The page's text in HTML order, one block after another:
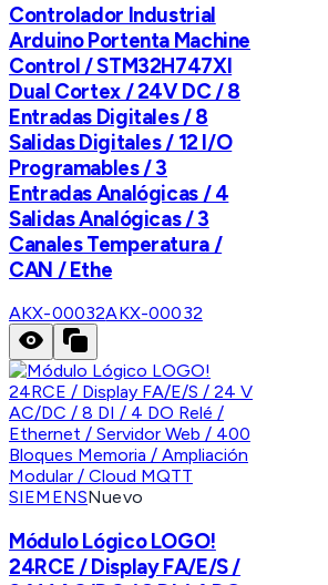
Controlador Industrial
Arduino Portenta Machine
Control / STM32H747XI
Dual Cortex / 24V DC / 8
Entradas Digitales / 8
Salidas Digitales / 12 I/O
Programables / 3
Entradas Analógicas / 4
Salidas Analógicas / 3
Canales Temperatura /
CAN / Ethe
AKX-00032AKX-00032
SIEMENSNuevo
Módulo Lógico LOGO!
24RCE / Display FA/E/S /